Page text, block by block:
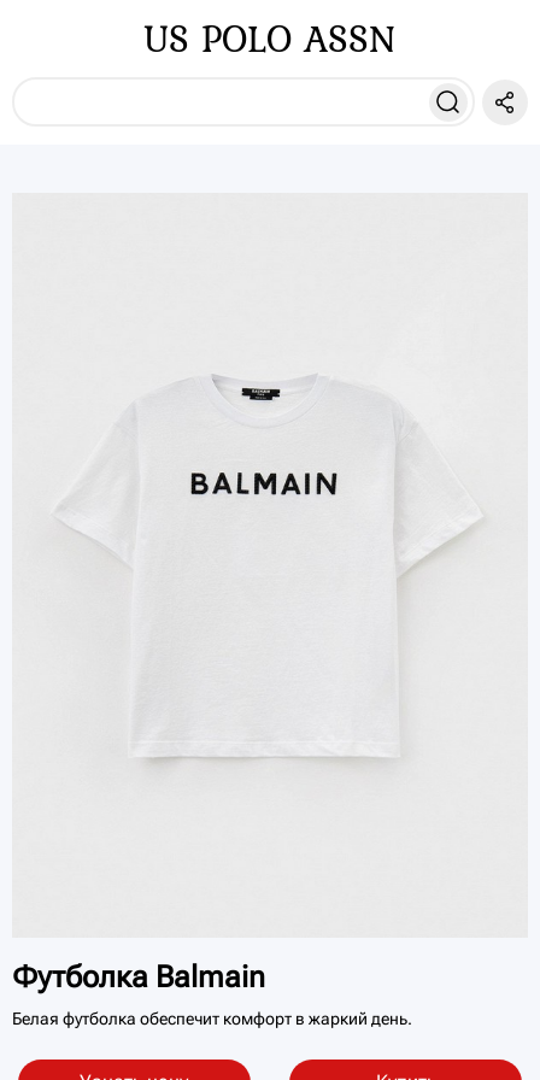
US POLO ASSN
Футболка Balmain
Белая футболка обеспечит комфорт в жаркий день.